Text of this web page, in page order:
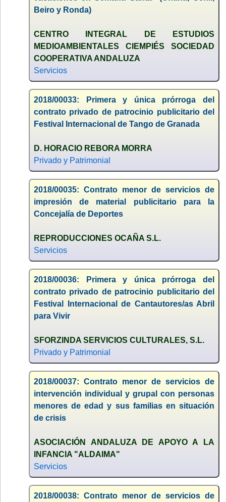
Beiro y Ronda)
CENTRO INTEGRAL DE ESTUDIOS
MEDIOAMBIENTALES CIEMPIÉS SOCIEDAD
COOPERATIVA ANDALUZA
Servicios
2018/00033: Primera y única prórroga del
contrato privado de patrocinio publicitario del
Festival Internacional de Tango de Granada
D. HORACIO REBORA MORRA
Privado y Patrimonial
2018/00035: Contrato menor de servicios de
impresión de material publicitario para la
Concejalía de Deportes
REPRODUCCIONES OCAÑA S.L.
Servicios
2018/00036: Primera y única prórroga del
contrato privado de patrocinio publicitario del
Festival Internacional de Cantautores/as Abril
para Vivir
SFORZINDA SERVICIOS CULTURALES, S.L.
Privado y Patrimonial
2018/00037: Contrato menor de servicios de
intervención individual y grupal con personas
menores de edad y sus familias en situación
de crisis
ASOCIACIÓN ANDALUZA DE APOYO A LA
INFANCIA "ALDAIMA"
Servicios
2018/00038: Contrato menor de servicios de